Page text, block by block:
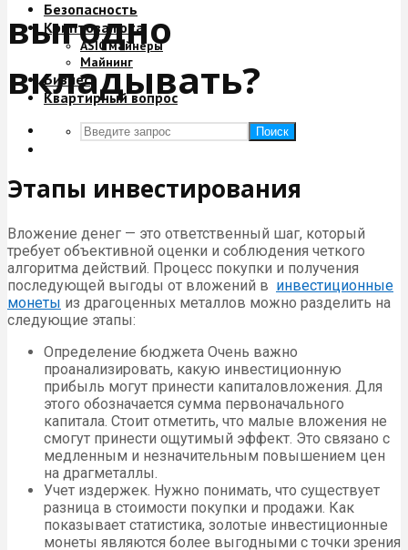
Безопасность
Криптовалюта
ASIC майнеры
Майнинг
Бизнес
Квартирный вопрос
Поиск
выгодно
вкладывать?
Этапы инвестирования
Вложение денег — это ответственный шаг, который
требует объективной оценки и соблюдения четкого
алгоритма действий. Процесс покупки и получения
последующей выгоды от вложений в инвестиционные
монеты из драгоценных металлов можно разделить на
следующие этапы:
Определение бюджета Очень важно
проанализировать, какую инвестиционную
прибыль могут принести капиталовложения. Для
этого обозначается сумма первоначального
капитала. Стоит отметить, что малые вложения не
смогут принести ощутимый эффект. Это связано с
медленным и незначительным повышением цен
на драгметаллы.
Учет издержек. Нужно понимать, что существует
разница в стоимости покупки и продажи. Как
показывает статистика, золотые инвестиционные
монеты являются более выгодными с точки зрения